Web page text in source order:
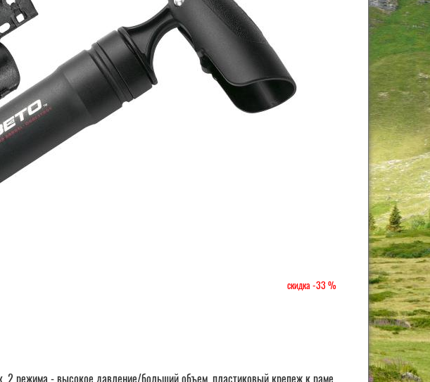
-33
2 режима - высокое давление/больший объем, пластиковый крепеж к раме,